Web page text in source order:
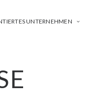
UNTERNEHMEN